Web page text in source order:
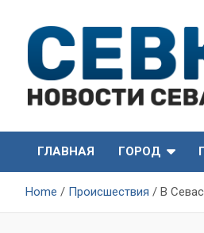
content
СевКор —
Севастополя
ГЛАВНАЯ
ГОРОД
Home Происшествия В